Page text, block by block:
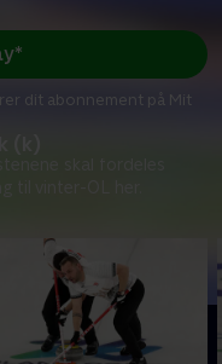
(k)
skal fordeles
til vinter-OL her.
dit abonnement på Mit